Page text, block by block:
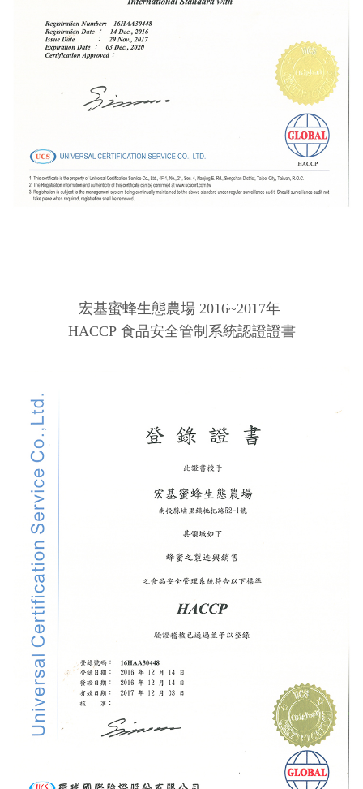
宏基蜜蜂生態農場 2016~2017年
HACCP食品安全管制系統認證證書